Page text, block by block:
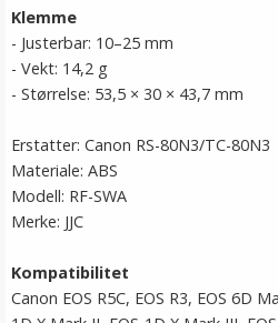
Klemme
- Justerbar: 10–25 mm
- Vekt: 14,2 g
- Størrelse: 53,5 × 30 × 43,7 mm
Erstatter: Canon RS-80N3/TC-80N3
Materiale: ABS
Modell: RF-SWA
Merke: JJC
Kompatibilitet
Canon EOS R5C, EOS R3, EOS 6D